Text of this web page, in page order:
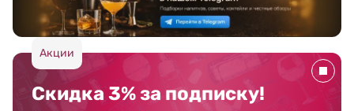
Акции
Скидка 3% за подписку!